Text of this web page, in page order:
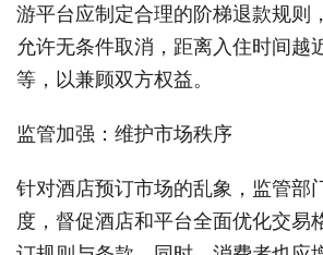
游平台应制定合理的阶梯退款规则
允许无条件取消，距离入住时间越
等，以兼顾双方权益。
监管加强：维护市场秩序
针对酒店预订市场的乱象，监管部
度，督促酒店和平台全面优化交易